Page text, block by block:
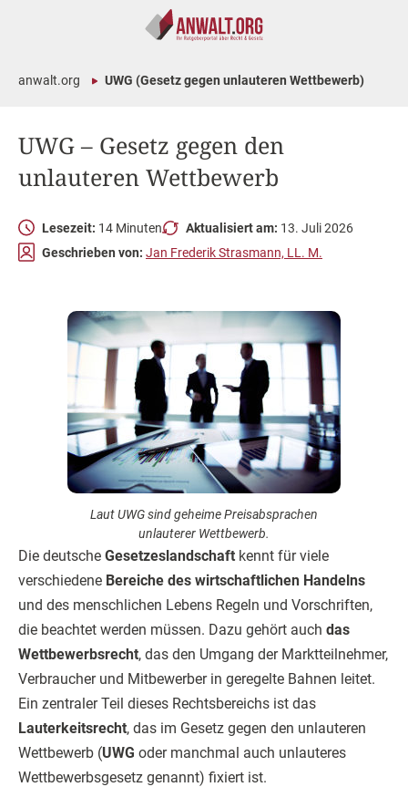
UWG – Gesetz gegen den
unlauteren Wettbewerb
anwalt.org UWG (Gesetz gegen unlauteren Wettbewerb)
Lesezeit: 14 Minuten Aktualisiert am: 13. Juli 2026
Geschrieben von: Jan Frederik Strasmann, LL. M.
Laut UWG sind geheime Preisabsprachen
unlauterer Wettbewerb.
Die deutsche Gesetzeslandschaft kennt für viele
verschiedene Bereiche des wirtschaftlichen Handelns
und des menschlichen Lebens Regeln und Vorschriften,
die beachtet werden müssen. Dazu gehört auch das
Wettbewerbsrecht, das den Umgang der Marktteilnehmer,
Verbraucher und Mitbewerber in geregelte Bahnen leitet.
Ein zentraler Teil dieses Rechtsbereichs ist das
Lauterkeitsrecht, das im Gesetz gegen den unlauteren
Wettbewerb (UWG oder manchmal auch unlauteres
Wettbewerbsgesetz genannt) fixiert ist.